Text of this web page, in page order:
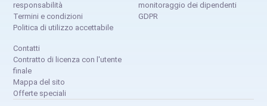
responsabilità
Termini e condizioni
Politica di utilizzo accettabile
monitoraggio dei dipendenti
GDPR
Contatti
Contratto di licenza con l'utente
finale
Mappa del sito
Offerte speciali